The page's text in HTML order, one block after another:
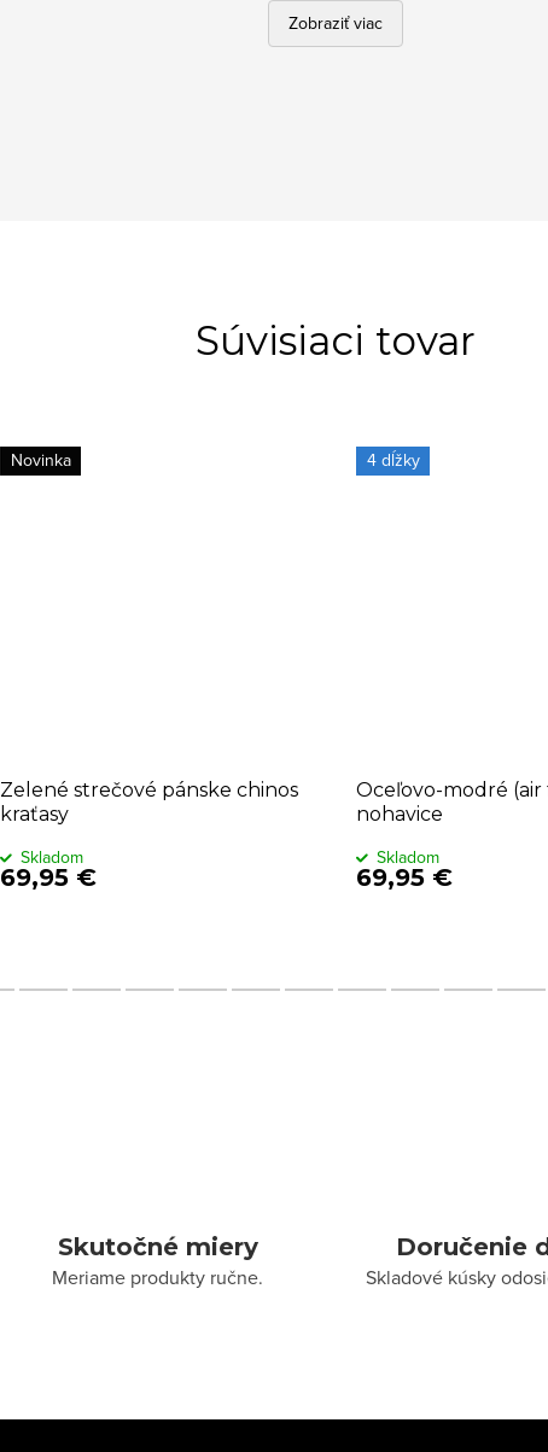
Zobraziť viac
Súvisiaci tovar
Novinka
Zelené strečové pánske chinos
kraťasy
69,95 €
Skladom
4 dĺžky
Oceľovo-modré (air
nohavice
69,95 €
Skladom
Skutočné miery
Meriame produkty ručne.
Doručenie
Skladové kúsky